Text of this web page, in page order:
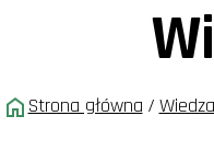
Strona główna / Wiedza